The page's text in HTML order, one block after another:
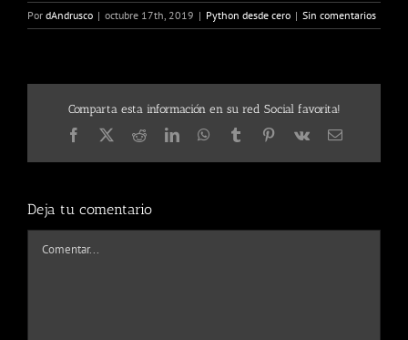
Por dAndrusco | octubre 17th, 2019 | Python desde cero | Sin comentarios
Comparta esta información en su red Social favorita!
Facebook
X RedditLinkedInWhatsApp
TumblrPinterest
Vk
Correo
Deja tu comentario